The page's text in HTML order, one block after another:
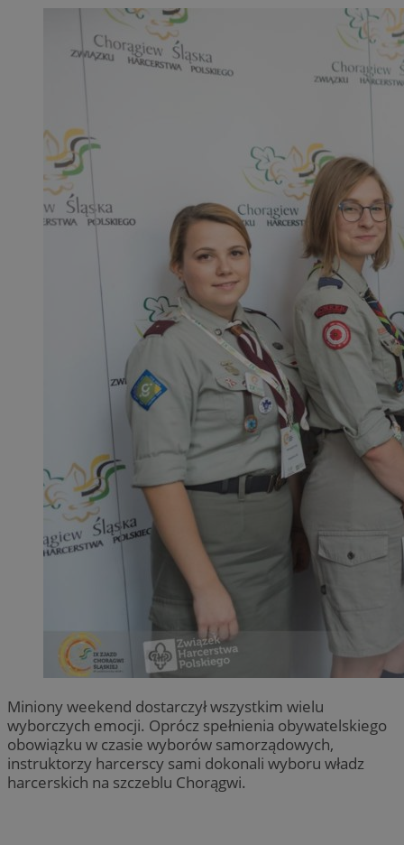
Miniony weekend dostarczył wszystkim wielu
wyborczych emocji. Oprócz spełnienia obywatelskiego
obowiązku w czasie wyborów samorządowych,
instruktorzy harcerscy sami dokonali wyboru władz
harcerskich na szczeblu Chorągwi.